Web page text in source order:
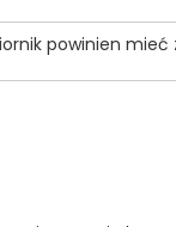
powinien